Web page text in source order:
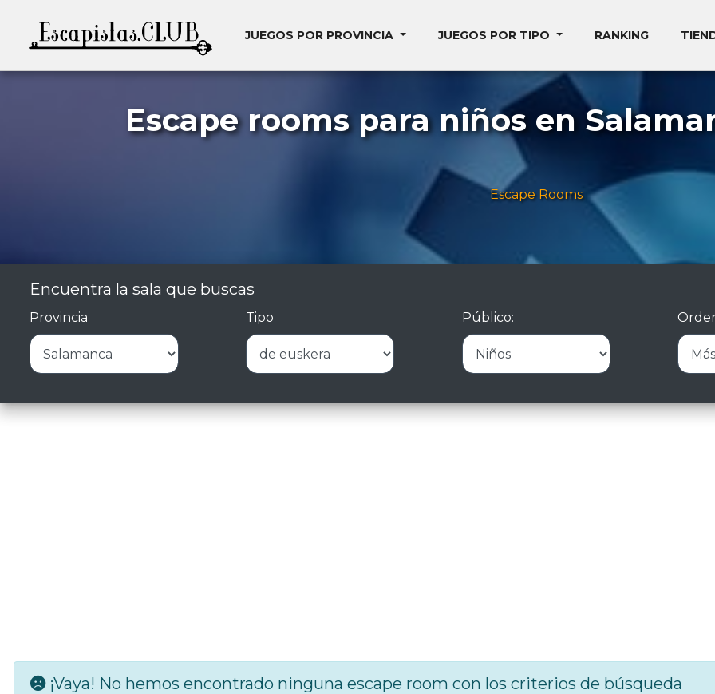
JUEGOS POR PROVINCIA JUEGOS POR TIPO RANKING
Escape rooms para niños en
Escape Rooms
Encuentra la sala que buscas
Provincia Tipo Público:
¡Vaya! No hemos encontrado ninguna escape room con los criterios de búsqueda